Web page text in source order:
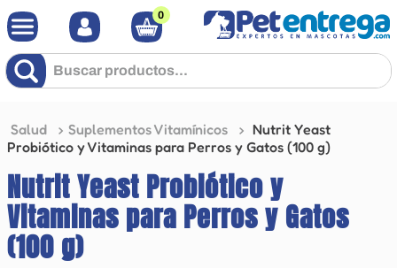
0
Buscar productos...
Salud Suplementos Vitamínicos
Nutrit Yeast
Probiótico y Vitaminas para Perros y Gatos (100 g)
Nutrit Yeast Probiótico y
Vitaminas para Perros y Gatos
(100 g)